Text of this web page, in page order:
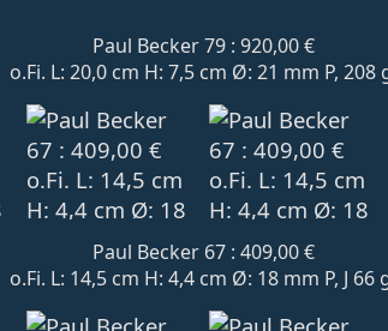
Paul Becker 79 : 920,00 €
o.Fi. L: 20,0 cm H: 7,5 cm Ø: 21 mm P, 208
Paul Becker 67 : 409,00 €
o.Fi. L: 14,5 cm H: 4,4 cm Ø: 18 mm P, J 66